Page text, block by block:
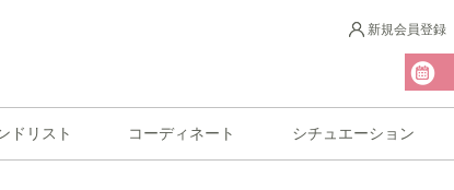
新規会員登録
ドリスト コーディネート シチュエーション